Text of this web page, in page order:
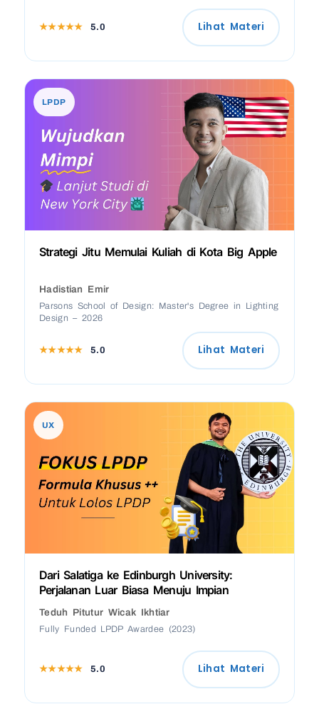
★★★★★ 5.0 Lihat Materi
LPDP
Strategi Jitu Memulai Kuliah di Kota Big Apple
Hadistian Emir
Parsons School of Design: Master's Degree in Lighting
Design – 2026
★★★★★ 5.0 Lihat Materi
UX
Dari Salatiga ke Edinburgh University:
Perjalanan Luar Biasa Menuju Impian
Teduh Pitutur Wicak Ikhtiar
Fully Funded LPDP Awardee (2023)
★★★★★ 5.0 Lihat Materi